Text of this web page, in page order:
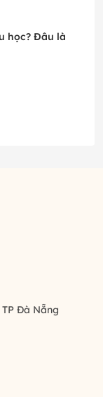
học? Đâu là
Đà Nẵng